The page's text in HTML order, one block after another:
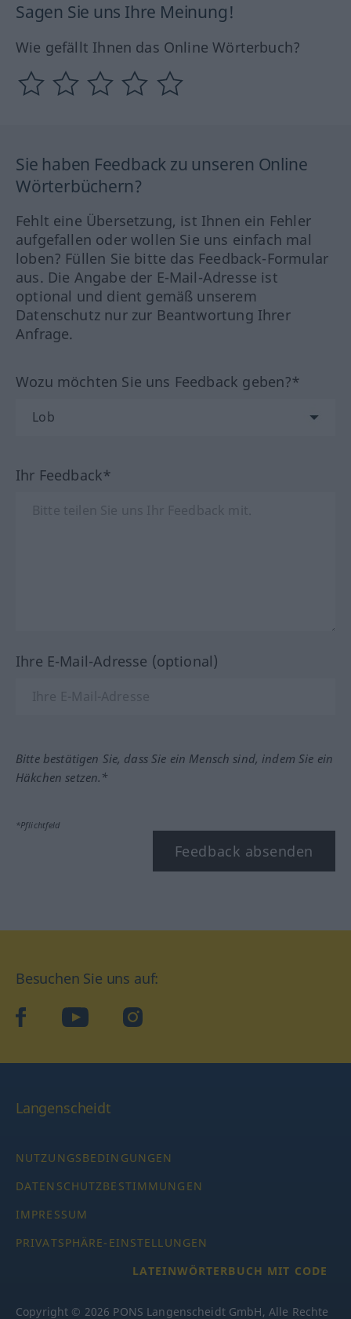
Sagen Sie uns Ihre Meinung!
Wie gefällt Ihnen das Online Wörterbuch?
Sie haben Feedback zu unseren Online
Wörterbüchern?
Fehlt eine Übersetzung, ist Ihnen ein Fehler
aufgefallen oder wollen Sie uns einfach mal
loben? Füllen Sie bitte das Feedback-Formular
aus. Die Angabe der E-Mail-Adresse ist
optional und dient gemäß unserem
Datenschutz nur zur Beantwortung Ihrer
Anfrage.
Wozu möchten Sie uns Feedback geben?*
Ihr Feedback*
Ihre E-Mail-Adresse (optional)
Bitte bestätigen Sie, dass Sie ein Mensch sind, indem Sie ein
Häkchen setzen.*
*Pflichtfeld
Feedback absenden
Besuchen Sie uns auf:
facebookYouTube Instagram
Langenscheidt
NUTZUNGSBEDINGUNGEN
DATENSCHUTZBESTIMMUNGEN
IMPRESSUM
PRIVATSPHÄRE-EINSTELLUNGEN
LATEINWÖRTERBUCH MIT CODE
Copyright © 2026 PONS Langenscheidt GmbH, Alle Rechte